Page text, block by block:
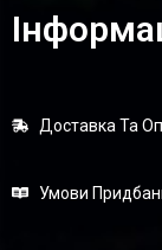
Доставка Та
Умови